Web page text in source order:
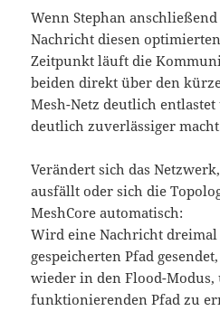
Wenn Stephan
Nachricht diesen
Zeitpunkt läuft die
beiden direkt über den
Mesh-Netz deutlich
deutlich zuverlässiger
Verändert sich das
ausfällt oder sich die
MeshCore automatisch:
Wird eine Nachricht
gespeicherten Pfad
wieder in den Flood-Modus,
funktionierenden Pfad zu